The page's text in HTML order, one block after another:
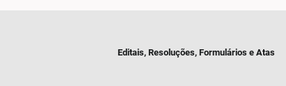
Editais, Resoluções, Formulários e Atas